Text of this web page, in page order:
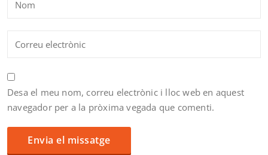
Desa el meu nom, correu electrònic i lloc web en aquest
navegador per a la pròxima vegada que comenti.